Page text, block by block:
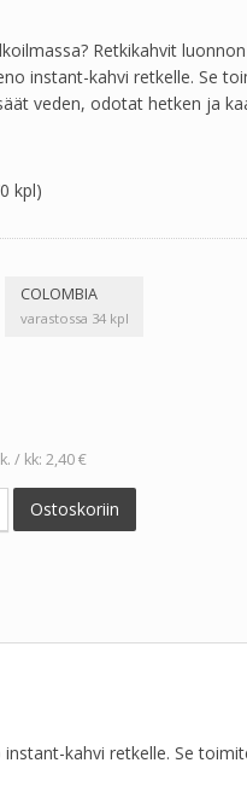
Retkikahvit
instant-kahvi retkelle. Se
veden, odotat hetken ja
kpl)
COLOMBIA
varastossa 34 kpl
/ kk: 2,40 €
Ostoskoriin
kahvi retkelle. Se